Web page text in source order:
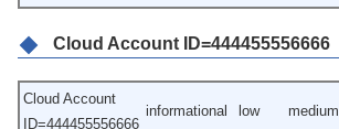
Cloud Account ID=444455556666
Cloud Account
ID=444455556666
informational low medium